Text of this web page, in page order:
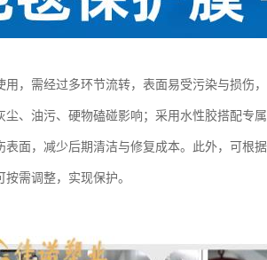
用，需经过多环节流转，表面易受污染与损伤
尘、油污、硬物磕碰影响；采用水性胶搭配专
表面，减少后期清洁与修复成本。此外，可根
需调整，实现保护。